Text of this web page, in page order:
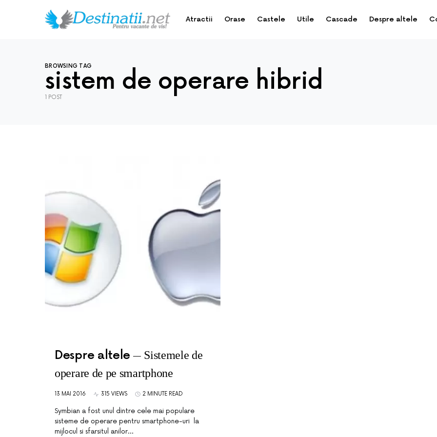
Atractii Orase Castele Utile Cascade Despre altele
BROWSING TAG
sistem de operare hibrid
1 POST
Despre altele
Sistemele de
operare de pe smartphone
13 MAI 2016 315 VIEWS 2 MINUTE READ
Symbian a fost unul dintre cele mai populare
sisteme de operare pentru smartphone-uri la
mijlocul si sfarsitul anilor…